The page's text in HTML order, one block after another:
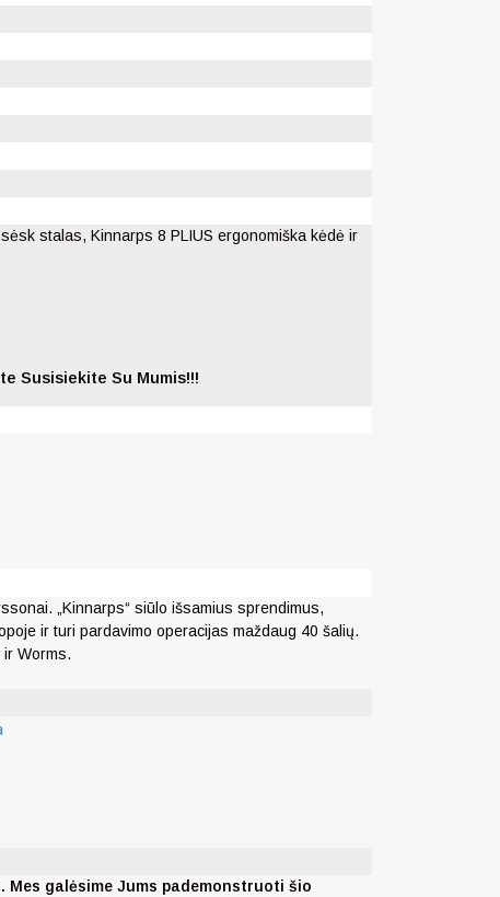
stalas, Kinnarps 8 PLIUS ergonomiška kėdė ir
Susisiekite Su Mumis!!!
„Kinnarps“ siūlo išsamius sprendimus,
ir turi pardavimo operacijas maždaug 40 šalių.
Worms.
galėsime Jums pademonstruoti šio